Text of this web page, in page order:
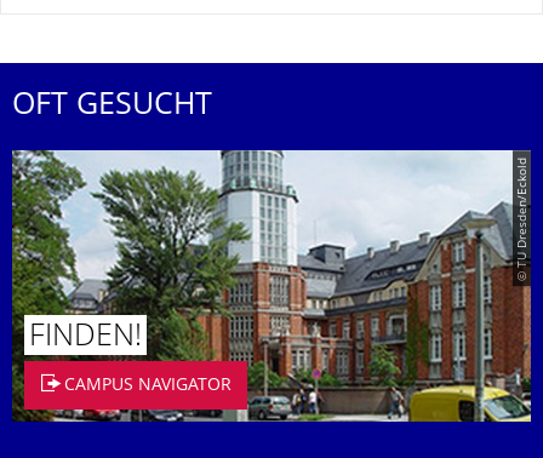
OFT GESUCHT
© TU Dresden/Eckold
FINDEN!
CAMPUS NAVIGATOR